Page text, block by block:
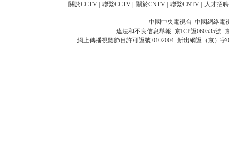
關於CCTV 聯繫CCTV 關於CNTV 聯繫CNTV 人才招聘
中國中央電視台 中國網絡電
違法和不良信息舉報 京ICP證060535號
網上傳播視聽節目許可證號 0102004 新出網證（京）